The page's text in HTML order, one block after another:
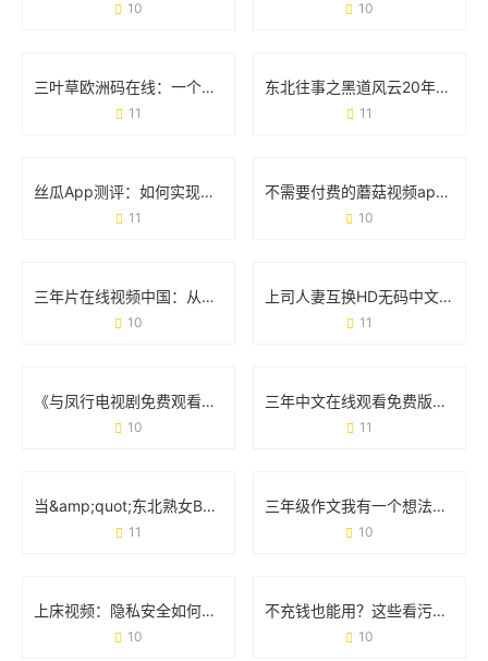
10 10
三叶草欧洲码在线：一个工具如何改变跨境购物体验
11
东北往事之黑道风云20年：一部江湖浮世绘，藏着多少人的青春与血性
11
丝瓜App测评：如何实现无限播放的追剧自由？
11
不需要付费的蘑菇视频app：如何用一款免费工具解锁你的观影自由
10
三年片在线视频中国：从流量狂欢到内容升级的蜕变之路
10
上司人妻互换HD无码中文字幕：一场争议背后的社会观察与影视现象
11
《与凤行电视剧免费观看全集完整版》：追剧攻略与观剧体验全分享
10
三年中文在线观看免费版：追剧党的“宝藏库”还是行业新趋势？
11
当&amp;quot;东北熟女BBWBBW喷水&amp;quot;成为现象：那些藏在标签背后的真实人生
11
三年级作文我有一个想法300字：用创意点亮校园生活
10
上床视频：隐私安全如何成为当代人的必修课？
10
不充钱也能用？这些看污污视频软件到底靠谱吗？
10